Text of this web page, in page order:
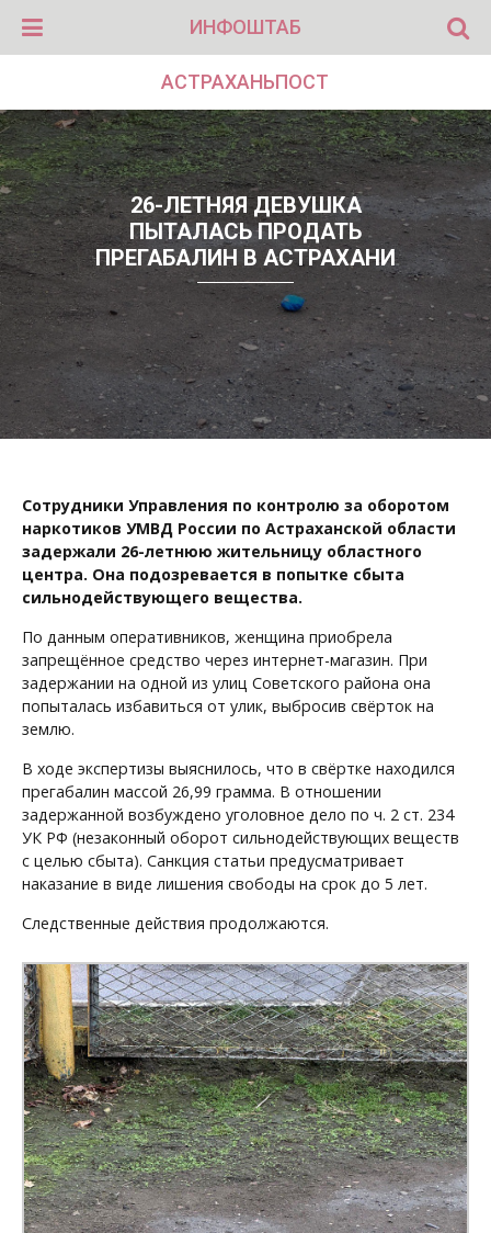
ИНФОШТАБ
АСТРАХАНЬПОСТ
26-ЛЕТНЯЯ ДЕВУШКА
ПЫТАЛАСЬ ПРОДАТЬ
ПРЕГАБАЛИН В АСТРАХАНИ
Сотрудники Управления по контролю за оборотом
наркотиков УМВД России по Астраханской области
задержали 26-летнюю жительницу областного
центра. Она подозревается в попытке сбыта
сильнодействующего вещества.
По данным оперативников, женщина приобрела
запрещённое средство через интернет-магазин. При
задержании на одной из улиц Советского района она
попыталась избавиться от улик, выбросив свёрток на
землю.
В ходе экспертизы выяснилось, что в свёртке находился
прегабалин массой 26,99 грамма. В отношении
задержанной возбуждено уголовное дело по ч. 2 ст. 234
УК РФ (незаконный оборот сильнодействующих веществ
с целью сбыта). Санкция статьи предусматривает
наказание в виде лишения свободы на срок до 5 лет.
Следственные действия продолжаются.